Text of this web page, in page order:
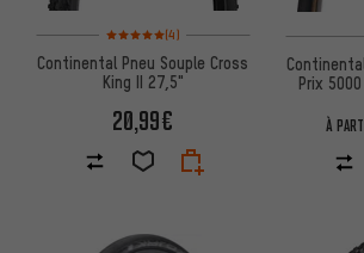
Note moyenne : 5 sur 5 d'après 4 avis
(4)
Continental Pneu Souple Cross
King II 27,5"
20,99€
Prix
À